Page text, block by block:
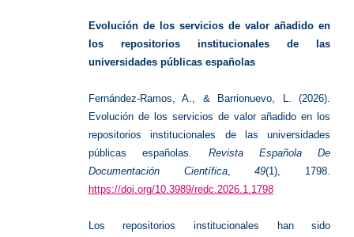
Evolución de los servicios de valor añadido en
los repositorios institucionales de las
universidades públicas españolas
Fernández-Ramos, A., & Barrionuevo, L. (2026).
Evolución de los servicios de valor añadido en los
repositorios institucionales de las universidades
públicas españolas. Revista Española De
Documentación Científica,49(1), 1798.
https://doi.org/10.3989/redc.2026.1.1798
Los repositorios institucionales han sido